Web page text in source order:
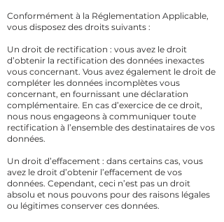
Conformément à la Réglementation Applicable,
vous disposez des droits suivants :
Un droit de rectification : vous avez le droit
d’obtenir la rectification des données inexactes
vous concernant. Vous avez également le droit de
compléter les données incomplètes vous
concernant, en fournissant une déclaration
complémentaire. En cas d’exercice de ce droit,
nous nous engageons à communiquer toute
rectification à l’ensemble des destinataires de vos
données.
Un droit d’effacement : dans certains cas, vous
avez le droit d’obtenir l’effacement de vos
données. Cependant, ceci n’est pas un droit
absolu et nous pouvons pour des raisons légales
ou légitimes conserver ces données.